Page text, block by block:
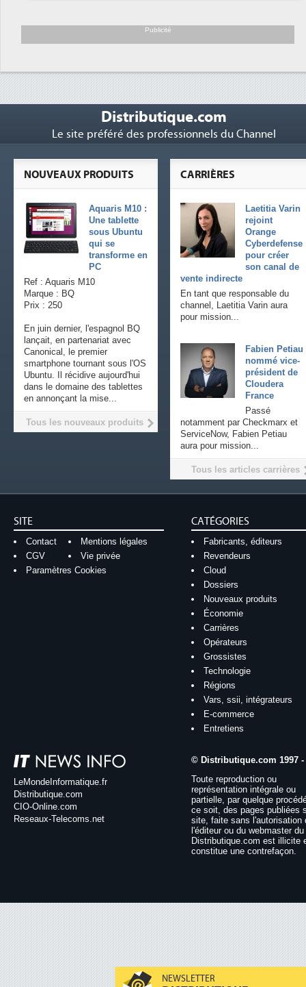
NEWSLETTER
soutient les...
Publicité
Distributique.com
Le site préféré des professionnels du Channel
CARRIÈRES
Laetitia Varin
rejoint
Orange
Cyberdefense
pour créer
son canal de
vente indirecte
En tant que responsable du
channel, Laetitia Varin aura
pour mission...
Fabien Petiau
nommé vice-
président de
Cloudera
France
Passé
notamment par Checkmarx et
ServiceNow, Fabien Petiau
aura pour mission...
Tous les articles carrières
NOUVEAUX PRODUITS
Aquaris M10 :
Une tablette
sous Ubuntu
qui se
transforme en
PC
Ref : Aquaris M10
Marque : BQ
Prix : 250
En juin dernier, l'espagnol BQ
lançait, en partenariat avec
Canonical, le premier
smartphone tournant sous l'OS
Ubuntu. Il récidive aujourd'hui
dans le domaine des tablettes
en annonçant la mise...
Tous les nouveaux produits
SITE
Contact
Mentions légales
CGV
Vie privée
Paramètres Cookies
CATÉGORIES
Fabricants, éditeurs
Revendeurs
Cloud
Dossiers
Nouveaux produits
Économie
Carrières
Opérateurs
Grossistes
Technologie
Régions
Vars, ssii, intégrateurs
E-commerce
Entretiens
LeMondeInformatique.fr
Distributique.com
CIO-Online.com
Reseaux-Telecoms.net
© Distributique.com 1997 -
Toute reproduction ou
représentation intégrale ou
partielle, par quelque
ce soit, des pages publiées
site, faite sans l'autorisation
l'éditeur ou du webmaster
Distributique.com est illicite
constitue une contrefaçon.